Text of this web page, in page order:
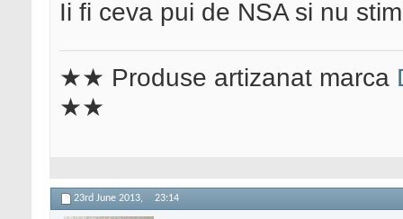
Ii fi ceva pui de NSA si nu
★★ Produse artizanat marca
★★
23rd June 2013, 23:14